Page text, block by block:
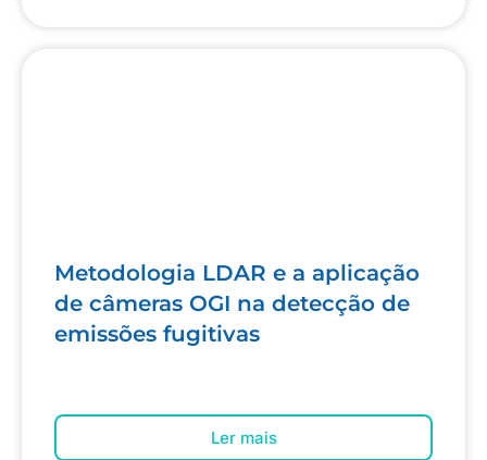
Metodologia LDAR e a aplicação
de câmeras OGI na detecção de
emissões fugitivas
Ler mais